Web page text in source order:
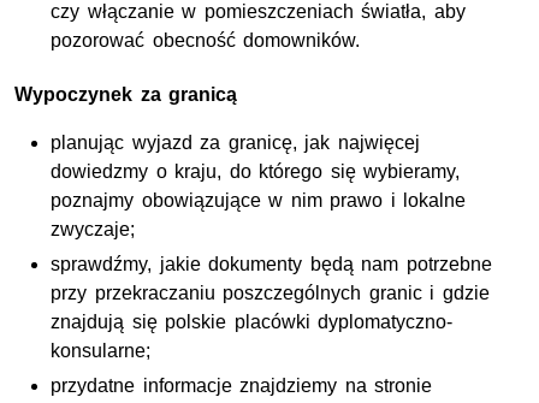
czy włączanie w pomieszczeniach światła, aby
pozorować obecność domowników.
Wypoczynek za granicą
planując wyjazd za granicę, jak najwięcej
dowiedzmy o kraju, do którego się wybieramy,
poznajmy obowiązujące w nim prawo i lokalne
zwyczaje;
sprawdźmy, jakie dokumenty będą nam potrzebne
przy przekraczaniu poszczególnych granic i gdzie
znajdują się polskie placówki dyplomatyczno-
konsularne;
przydatne informacje znajdziemy na stronie